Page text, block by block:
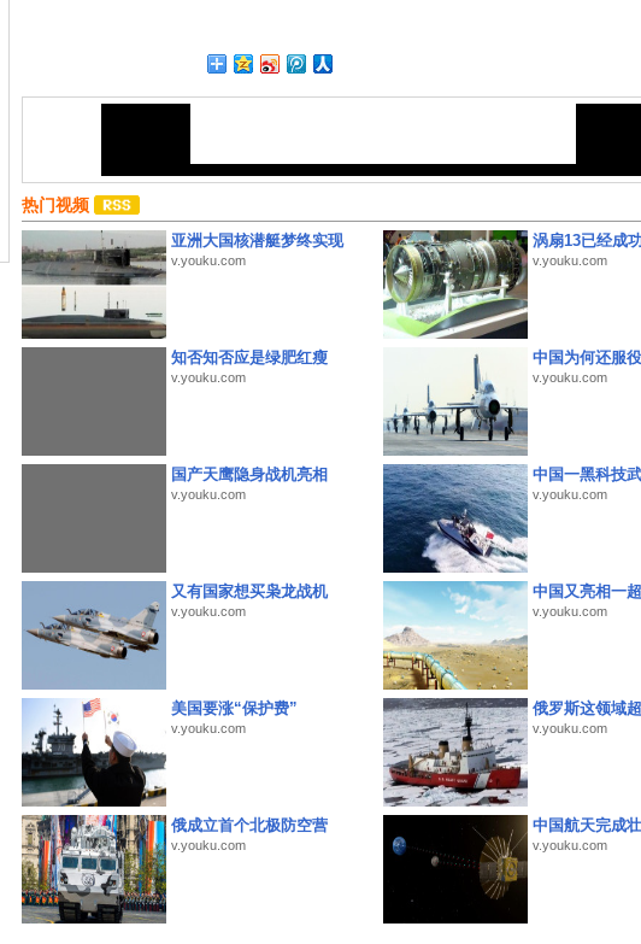
热门视频
亚洲大国核潜艇梦终实现
v.youku.com
涡扇13已经成
v.youku.com
知否知否应是绿肥红瘦
v.youku.com
中国为何还服
v.youku.com
国产天鹰隐身战机亮相
v.youku.com
中国一黑科技
v.youku.com
又有国家想买枭龙战机
v.youku.com
中国又亮相一
v.youku.com
美国要涨“保护费”
v.youku.com
俄罗斯这领域
v.youku.com
俄成立首个北极防空营
v.youku.com
中国航天完成
v.youku.com